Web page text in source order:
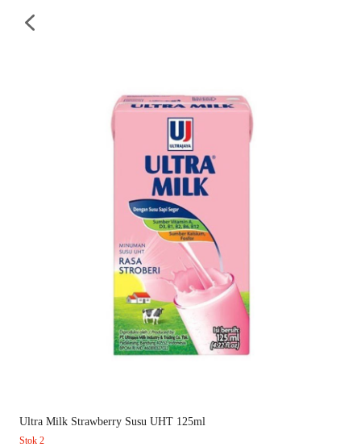
Ultra Milk Strawberry Susu UHT 125ml
Stok 2